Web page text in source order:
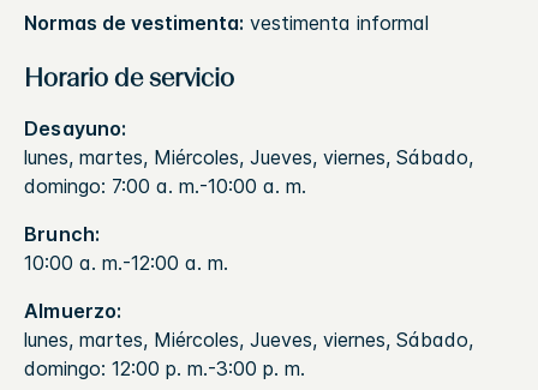
Normas de vestimenta: vestimenta informal
Horario de servicio
Desayuno:
lunes, martes, Miércoles, Jueves, viernes, Sábado,
domingo: 7:00 a. m.-10:00 a. m.
Brunch:
10:00 a. m.-12:00 a. m.
Almuerzo:
lunes, martes, Miércoles, Jueves, viernes, Sábado,
domingo: 12:00 p. m.-3:00 p. m.